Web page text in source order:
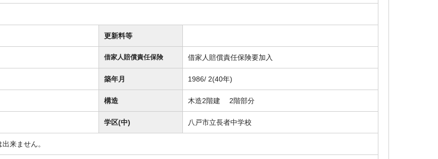
更新料等
借家人賠償責任保険 借家人賠償責任保険要加入
築年月 1986/ 2(40年)
構造 木造2階建 2階部分
学区(中) 八戸市立長者中学校
来ません。